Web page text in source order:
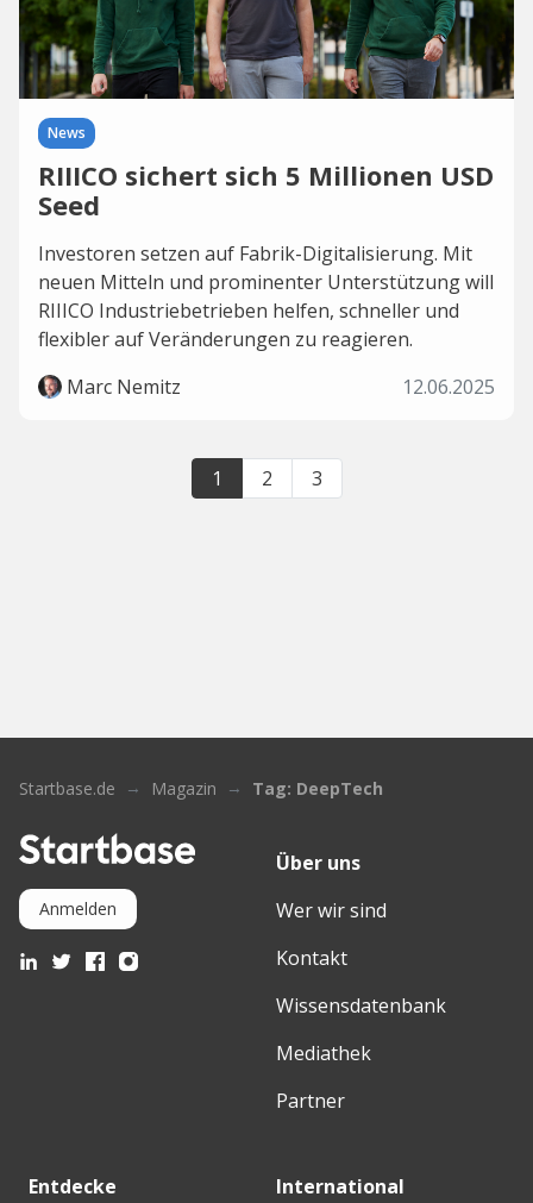
News
RIIICO sichert sich 5 Millionen USD
Seed
Investoren setzen auf Fabrik-Digitalisierung. Mit
neuen Mitteln und prominenter Unterstützung will
RIIICO Industriebetrieben helfen, schneller und
flexibler auf Veränderungen zu reagieren.
Marc Nemitz
12.06.2025
1 2 3
Startbase.de Magazin Tag: DeepTech
Anmelden
Über uns
Wer wir sind
Kontakt
Wissensdatenbank
Mediathek
Partner
Entdecke
International